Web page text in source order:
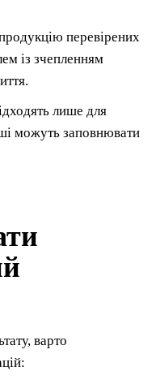
перевірених
із зчепленням
лише для
можуть заповнювати
варто